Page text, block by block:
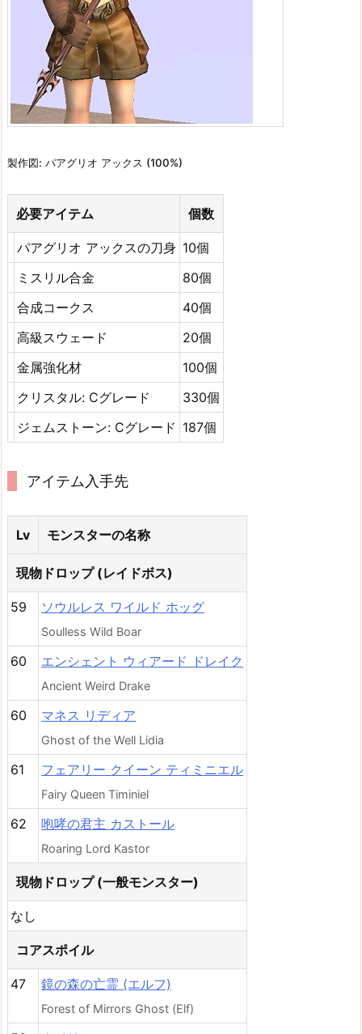
製作図: パアグリオ アックス (100%)
必要アイテム 個数
パアグリオ アックスの刀身 10個
ミスリル合金
80個
合成コークス
40個
高級スウェード
20個
金属強化材
100個
クリスタル: Cグレード
330個
ジェムストーン: Cグレード 187個
アイテム入手先
Lv モンスターの名称
現物ドロップ (レイドボス)
59 ソウルレス ワイルド ホッグ
Soulless Wild Boar
60 エンシェント ウィアード ドレイク
Ancient Weird Drake
60 マネス リディア
Ghost of the Well Lidia
61 フェアリー クイーン ティミニエル
Fairy Queen Timiniel
62 咆哮の君主 カストール
Roaring Lord Kastor
現物ドロップ (一般モンスター)
なし
コアスポイル
47 鏡の森の亡霊 (エルフ)
Forest of Mirrors Ghost (Elf)